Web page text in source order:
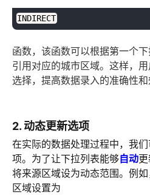
INDIRECT
函数，该函数可以根据第一个
引用对应的城市区域。这样，
选择，提高数据录入的准确性和
2. 动态更新选项
在实际的数据处理过程中，我
项。为了让下拉列表能够自动
将来源区域设为动态范围。例
区域设置为